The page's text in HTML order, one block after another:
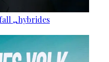
„hybrides